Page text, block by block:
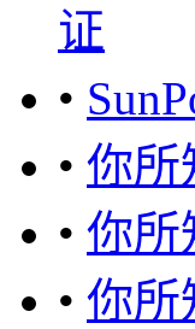
证
•
• 你所
• 你所
• 你所